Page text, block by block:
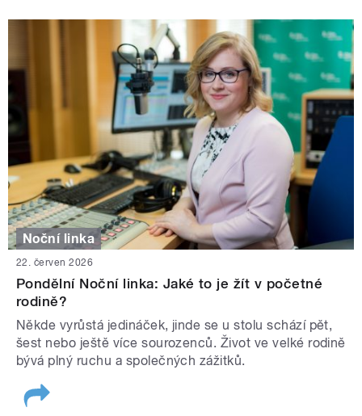
Noční linka
22. červen 2026
Pondělní Noční linka: Jaké to je žít v početné
rodině?
Někde vyrůstá jedináček, jinde se u stolu schází pět,
šest nebo ještě více sourozenců. Život ve velké rodině
bývá plný ruchu a společných zážitků.